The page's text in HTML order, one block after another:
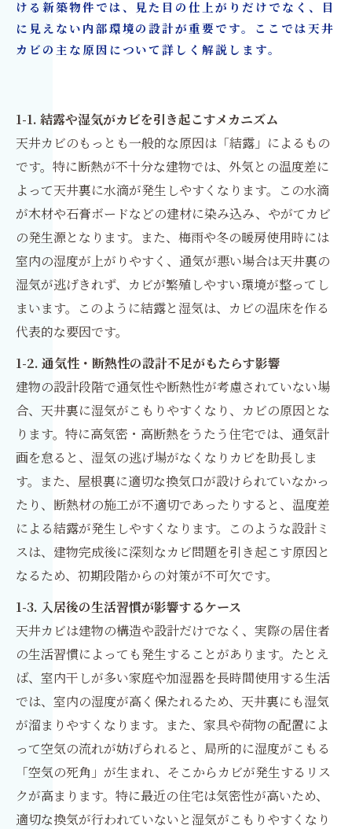
ける新築物件では、見た目の仕上がりだけでなく、目
に見えない内部環境の設計が重要です。ここでは天井
カビの主な原因について詳しく解説します。
1-1. 結露や湿気がカビを引き起こすメカニズム
天井カビのもっとも一般的な原因は「結露」によるもの
です。特に断熱が不十分な建物では、外気との温度差に
よって天井裏に水滴が発生しやすくなります。この水滴
が木材や石膏ボードなどの建材に染み込み、やがてカビ
の発生源となります。また、梅雨や冬の暖房使用時には
室内の湿度が上がりやすく、通気が悪い場合は天井裏の
湿気が逃げきれず、カビが繁殖しやすい環境が整ってし
まいます。このように結露と湿気は、カビの温床を作る
代表的な要因です。
1-2. 通気性・断熱性の設計不足がもたらす影響
建物の設計段階で通気性や断熱性が考慮されていない場
合、天井裏に湿気がこもりやすくなり、カビの原因とな
ります。特に高気密・高断熱をうたう住宅では、通気計
画を怠ると、湿気の逃げ場がなくなりカビを助長しま
す。また、屋根裏に適切な換気口が設けられていなかっ
たり、断熱材の施工が不適切であったりすると、温度差
による結露が発生しやすくなります。このような設計ミ
スは、建物完成後に深刻なカビ問題を引き起こす原因と
なるため、初期段階からの対策が不可欠です。
1-3. 入居後の生活習慣が影響するケース
天井カビは建物の構造や設計だけでなく、実際の居住者
の生活習慣によっても発生することがあります。たとえ
ば、室内干しが多い家庭や加湿器を長時間使用する生活
では、室内の湿度が高く保たれるため、天井裏にも湿気
が溜まりやすくなります。また、家具や荷物の配置によ
って空気の流れが妨げられると、局所的に湿度がこもる
「空気の死角」が生まれ、そこからカビが発生するリス
クが高まります。特に最近の住宅は気密性が高いため、
適切な換気が行われていないと湿気がこもりやすくなり